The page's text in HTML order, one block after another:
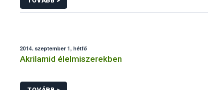
kapcsolódó adatkezeléséhez
2014. szeptember 1, hétfő
Akrilamid élelmiszerekben